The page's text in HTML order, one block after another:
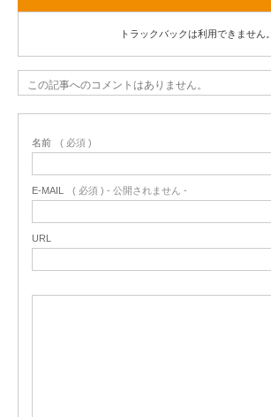
トラックバックは利用できません。
この記事へのコメントはありません。
名前 ( 必須 )
E-MAIL ( 必須 ) - 公開されません -
URL